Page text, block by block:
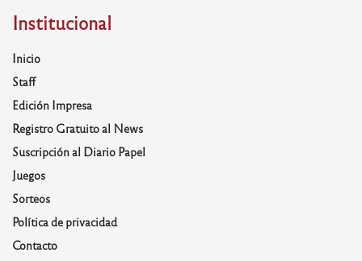
Institucional
Inicio
Staff
Edición Impresa
Registro Gratuito al News
Suscripción al Diario Papel
Juegos
Sorteos
Política de privacidad
Contacto